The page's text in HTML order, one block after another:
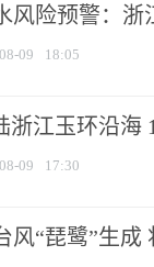
风险预警：
09 18:05
浙江玉环沿海
09 17:30
风“琵鹭”生